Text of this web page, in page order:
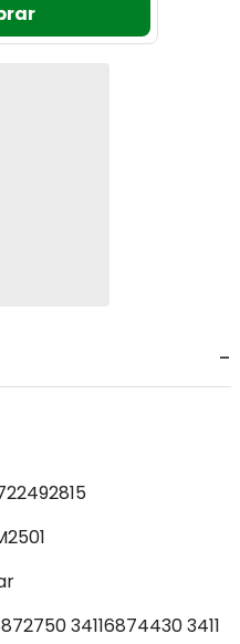
34116874430 3411